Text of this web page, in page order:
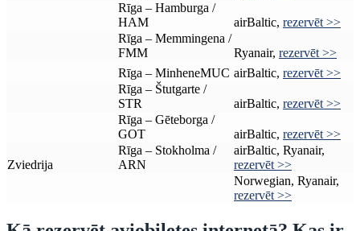
Rīga – Hamburga /
HAM
airBaltic, rezervēt >>
Rīga – Memmingena /
FMM
Ryanair, rezervēt >>
Rīga – MinheneMUC airBaltic, rezervēt >>
Rīga – Štutgarte /
STR
airBaltic, rezervēt >>
Rīga – Gēteborga /
GOT
airBaltic, rezervēt >>
Zviedrija
Rīga – Stokholma /
ARN
airBaltic, Ryanair,
rezervēt >>
Norwegian, Ryanair,
rezervēt >>